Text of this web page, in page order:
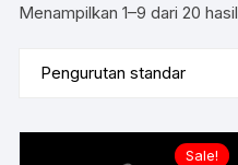
Menampilkan 1–9 dari 20 hasil
Sale!